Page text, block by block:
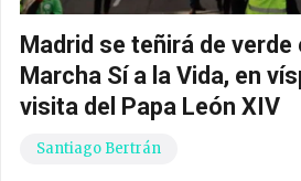
Madrid se teñirá de verde
Marcha Sí a la Vida, en
visita del Papa León XIV
Santiago Bertrán